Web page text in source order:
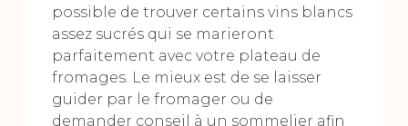
possible de trouver certains vins blancs
assez sucrés qui se marieront
parfaitement avec votre plateau de
fromages. Le mieux est de se laisser
guider par le fromager ou de
demander conseil à un sommelier afin